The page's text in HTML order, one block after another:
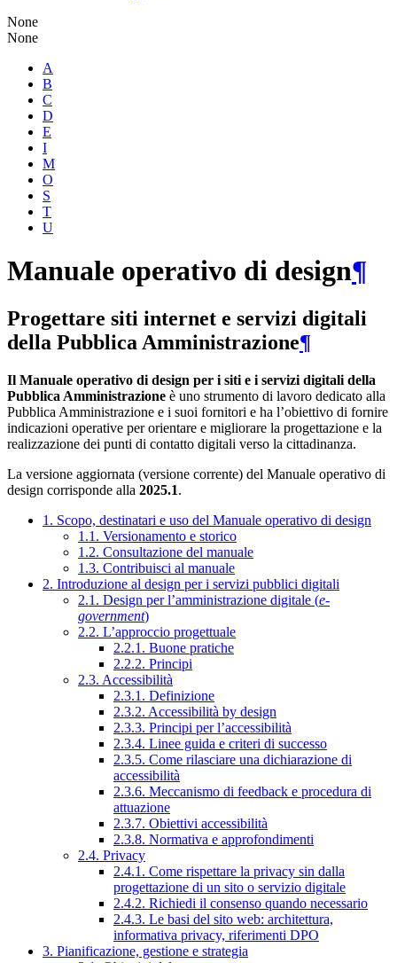
None
None
A
B
C
D
E
I
M
O
S
T
U
Manuale operativo di design¶
Progettare siti internet e servizi digitali
della Pubblica Amministrazione¶
Il Manuale operativo di design per i siti e i servizi digitali della
Pubblica Amministrazione è uno strumento di lavoro dedicato alla
Pubblica Amministrazione e i suoi fornitori e ha l’obiettivo di fornire
indicazioni operative per orientare e migliorare la progettazione e la
realizzazione dei punti di contatto digitali verso la cittadinanza.
La versione aggiornata (versione corrente) del Manuale operativo di
design corrisponde alla 2025.1.
1. Scopo, destinatari e uso del Manuale operativo di design
1.1. Versionamento e storico
1.2. Consultazione del manuale
1.3. Contribuisci al manuale
2. Introduzione al design per i servizi pubblici digitali
2.1. Design per l’amministrazione digitale (e-
government)
2.2. L’approccio progettuale
2.2.1. Buone pratiche
2.2.2. Principi
2.3. Accessibilità
2.3.1. Definizione
2.3.2. Accessibilità by design
2.3.3. Principi per l’accessibilità
2.3.4. Linee guida e criteri di successo
2.3.5. Come rilasciare una dichiarazione di
accessibilità
2.3.6. Meccanismo di feedback e procedura di
attuazione
2.3.7. Obiettivi accessibilità
2.3.8. Normativa e approfondimenti
2.4. Privacy
2.4.1. Come rispettare la privacy sin dalla
progettazione di un sito o servizio digitale
2.4.2. Richiedi il consenso quando necessario
2.4.3. Le basi del sito web: architettura,
informativa privacy, riferimenti DPO
3. Pianificazione, gestione e strategia